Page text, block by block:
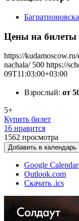
Цены на билеты
https://
nachala/ 500 https://
09T11:03:00+03:00
Взрослый: от
5+
Купить билет
16 нравится
1562 просмотра
Добавить в календарь
Google Calendar
Outlook.com
Скачать .ics